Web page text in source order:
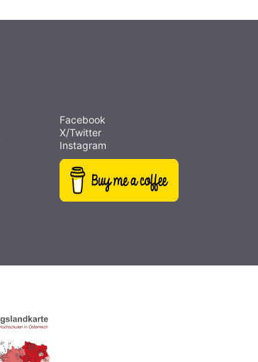
Facebook
X/Twitter
Instagram